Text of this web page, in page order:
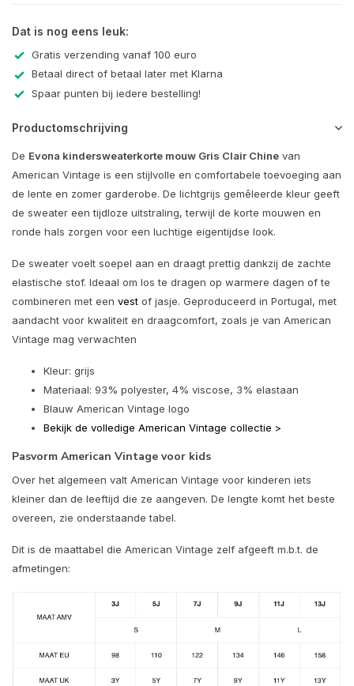
Dat is nog eens leuk:
Gratis verzending vanaf 100 euro
Betaal direct of betaal later met Klarna
Spaar punten bij iedere bestelling!
Productomschrijving
De Evona kindersweaterkorte mouw Gris Clair Chine van
American Vintage is een stijlvolle en comfortabele toevoeging aan
de lente en zomer garderobe. De lichtgrijs gemêleerde kleur geeft
de sweater een tijdloze uitstraling, terwijl de korte mouwen en
ronde hals zorgen voor een luchtige eigentijdse look.
De sweater voelt soepel aan en draagt prettig dankzij de zachte
elastische stof. Ideaal om los te dragen op warmere dagen of te
combineren met een vest of jasje. Geproduceerd in Portugal, met
aandacht voor kwaliteit en draagcomfort, zoals je van American
Vintage mag verwachten
Kleur: grijs
Materiaal: 93% polyester, 4% viscose, 3% elastaan
Blauw American Vintage logo
Bekijk de volledige American Vintage collectie >
Pasvorm American Vintage voor kids
Over het algemeen valt American Vintage voor kinderen iets
kleiner dan de leeftijd die ze aangeven. De lengte komt het beste
overeen, zie onderstaande tabel.
Dit is de maattabel die American Vintage zelf afgeeft m.b.t. de
afmetingen: